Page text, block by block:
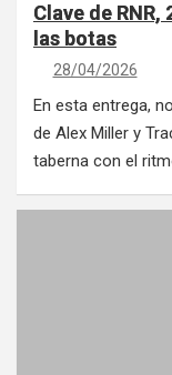
Clave de
las botas
28/04/2026
En esta entrega,
de Alex Miller y
taberna con el